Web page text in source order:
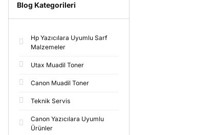
Blog Kategorileri
Hp Yazıcılara Uyumlu Sarf
Malzemeler
Utax Muadil Toner
Canon Muadil Toner
Teknik Servis
Canon Yazıcılara Uyumlu
Ürünler